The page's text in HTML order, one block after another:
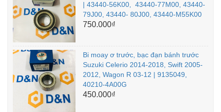
| 43440-56K00, 43440-77M00, 43440-
79J00, 43440- 80J00, 43440-M55K00
750.000₫
Bi moay ơ trước, bạc đạn bánh trước
Suzuki Celerio 2014-2018, Swift 2005-
2012, Wagon R 03-12 | 9135049,
40210-4A00G
450.000₫